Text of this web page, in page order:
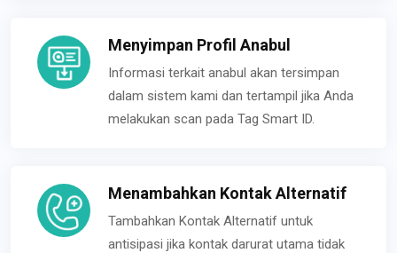
Menyimpan Profil Anabul
Informasi terkait anabul akan tersimpan
dalam sistem kami dan tertampil jika Anda
melakukan scan pada Tag Smart ID.
Menambahkan Kontak Alternatif
Tambahkan Kontak Alternatif untuk
antisipasi jika kontak darurat utama tidak